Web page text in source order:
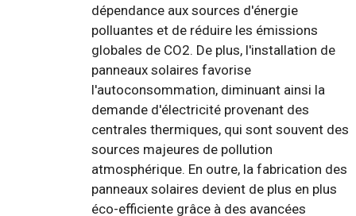
dépendance aux sources d'énergie
polluantes et de réduire les émissions
globales de CO2. De plus, l'installation de
panneaux solaires favorise
l'autoconsommation, diminuant ainsi la
demande d'électricité provenant des
centrales thermiques, qui sont souvent des
sources majeures de pollution
atmosphérique. En outre, la fabrication des
panneaux solaires devient de plus en plus
éco-efficiente grâce à des avancées